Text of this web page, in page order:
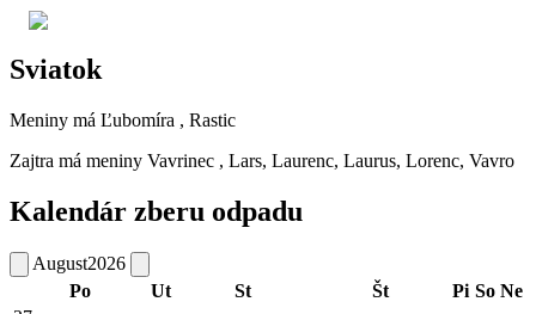
Sviatok
Meniny má Ľubomíra , Rastic
Zajtra má meniny Vavrinec , Lars, Laurenc, Laurus, Lorenc, Vavro
Kalendár zberu odpadu
August2026
Po
Ut St Št Pi So Ne